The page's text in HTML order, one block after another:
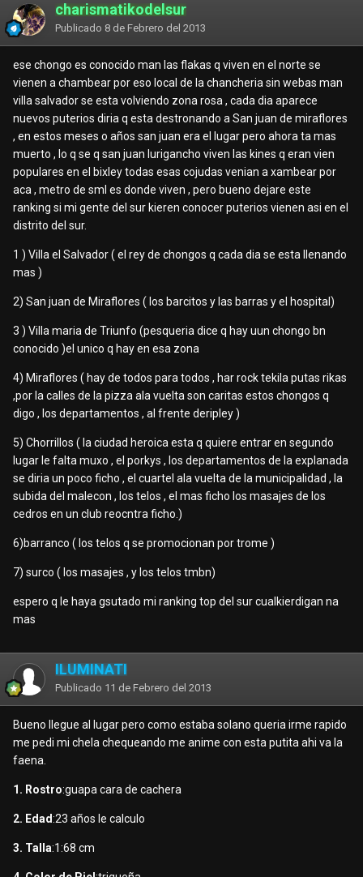
charismatikodelsur
Publicado 8 de Febrero del 2013
ese chongo es conocido man las flakas q viven en el norte se
vienen a chambear por eso local de la chancheria sin webas man
villa salvador se esta volviendo zona rosa , cada dia aparece
nuevos puterios diria q esta destronando a San juan de miraflores
, en estos meses o años san juan era el lugar pero ahora ta mas
muerto , lo q se q san juan lurigancho viven las kines q eran vien
populares en el bixley todas esas cojudas venian a xambear por
aca , metro de sml es donde viven , pero bueno dejare este
ranking si mi gente del sur kieren conocer puterios vienen asi en el
distrito del sur.
1 ) Villa el Salvador ( el rey de chongos q cada dia se esta llenando
mas )
2) San juan de Miraflores ( los barcitos y las barras y el hospital)
3 ) Villa maria de Triunfo (pesqueria dice q hay uun chongo bn
conocido )el unico q hay en esa zona
4) Miraflores ( hay de todos para todos , har rock tekila putas rikas
,por la calles de la pizza ala vuelta son caritas estos chongos q
digo , los departamentos , al frente deripley )
5) Chorrillos ( la ciudad heroica esta q quiere entrar en segundo
lugar le falta muxo , el porkys , los departamentos de la explanada
se diria un poco ficho , el cuartel ala vuelta de la municipalidad , la
subida del malecon , los telos , el mas ficho los masajes de los
cedros en un club reocntra ficho.)
6)barranco ( los telos q se promocionan por trome )
7) surco ( los masajes , y los telos tmbn)
espero q le haya gsutado mi ranking top del sur cualkierdigan na
mas
ILUMINATI
Publicado 11 de Febrero del 2013
Bueno llegue al lugar pero como estaba solano queria irme rapido
me pedi mi chela chequeando me anime con esta putita ahi va la
faena.
1. Rostro:guapa cara de cachera
2. Edad:23 años le calculo
3. Talla:1:68 cm